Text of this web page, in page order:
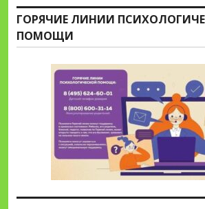
ГОРЯЧИЕ ЛИНИИ
ПОМОЩИ